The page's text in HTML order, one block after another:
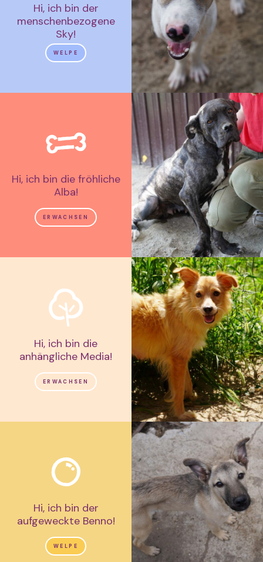
Hi, ich bin der
menschenbezogene
Sky!
WELPE
Hi, ich bin die fröhliche
Alba!
ERWACHSEN
Hi, ich bin die
anhängliche Media!
ERWACHSEN
Hi, ich bin der
aufgeweckte Benno!
WELPE